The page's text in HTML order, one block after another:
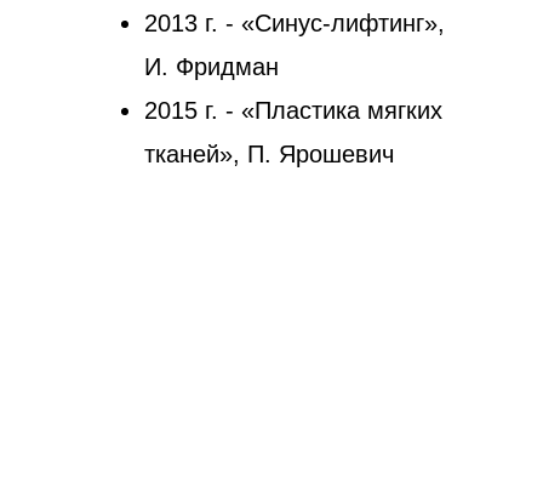
2013 г. - «Синус-лифтинг»,
И. Фридман
2015 г. - «Пластика мягких
тканей», П. Ярошевич